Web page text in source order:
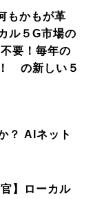
もかもが革
ル５G市場の
要！毎年の
の新しい５
？ AIネット
】ローカル